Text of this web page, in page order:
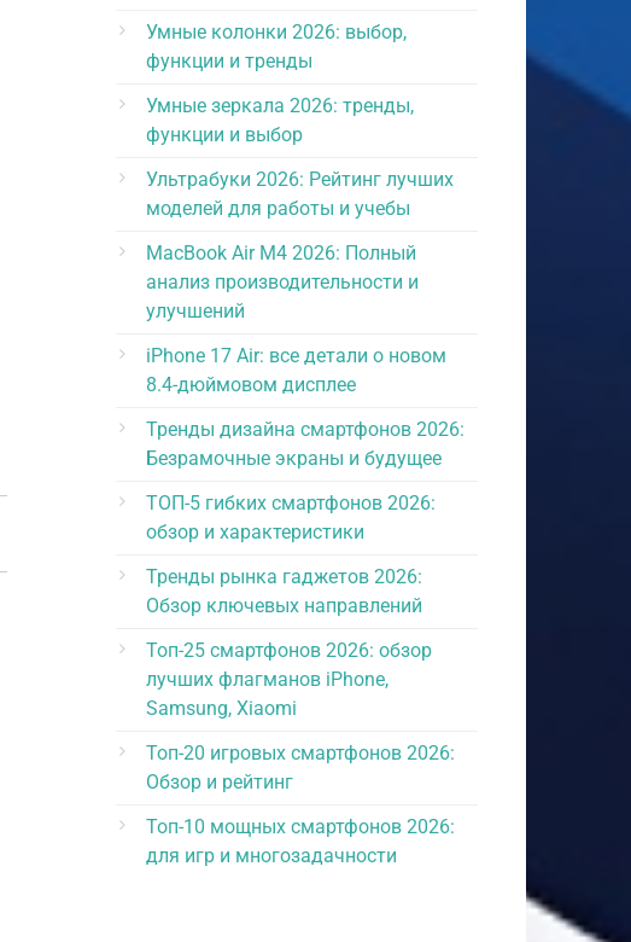
Умные колонки 2026: выбор,
функции и тренды
Умные зеркала 2026: тренды,
функции и выбор
Ультрабуки 2026: Рейтинг лучших
моделей для работы и учебы
MacBook Air M4 2026: Полный
анализ производительности и
улучшений
iPhone 17 Air: все детали о новом
8.4-дюймовом дисплее
Тренды дизайна смартфонов 2026:
Безрамочные экраны и будущее
ТОП-5 гибких смартфонов 2026:
обзор и характеристики
Тренды рынка гаджетов 2026:
Обзор ключевых направлений
Топ-25 смартфонов 2026: обзор
лучших флагманов iPhone,
Samsung, Xiaomi
Топ-20 игровых смартфонов 2026:
Обзор и рейтинг
Топ-10 мощных смартфонов 2026:
для игр и многозадачности